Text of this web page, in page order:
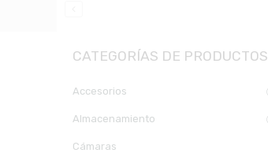
CATEGORÍAS DE PRODUCTOS
Accesorios
Almacenamiento
Cámaras